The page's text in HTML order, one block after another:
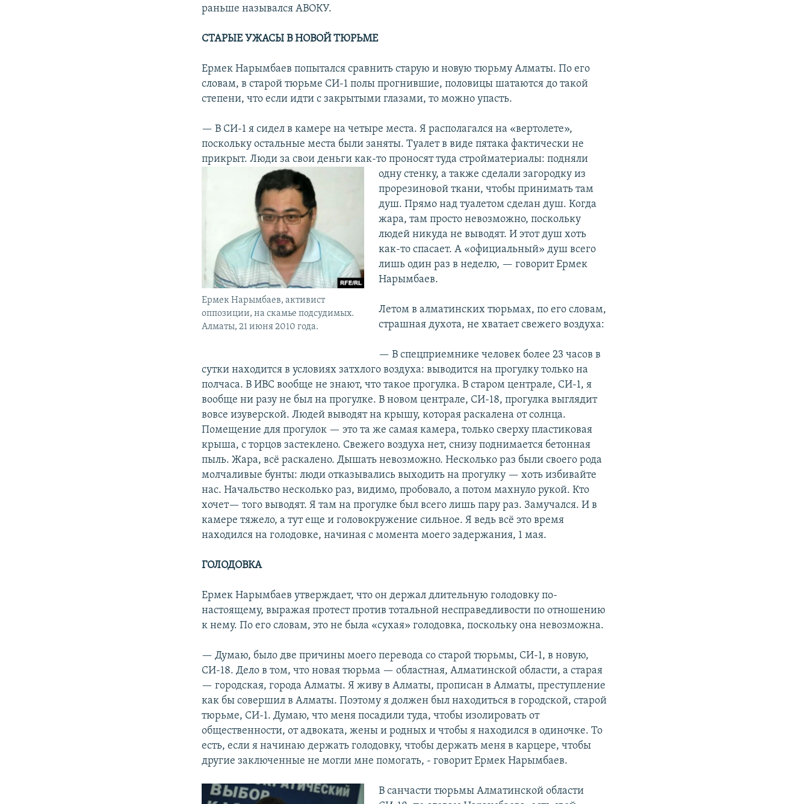
раньше назывался АВОКУ.
СТАРЫЕ УЖАСЫ В НОВОЙ ТЮРЬМЕ
Ермек Нарымбаев попытался сравнить старую и новую тюрьму Алматы. По его
словам, в старой тюрьме СИ-1 полы прогнившие, половицы шатаются до такой
степени, что если идти с закрытыми глазами, то можно упасть.
— В СИ-1 я сидел в камере на четыре места. Я располагался на «вертолете»,
поскольку остальные места были заняты. Туалет в виде пятака фактически не
прикрыт. Люди за свои деньги как-то проносят туда стройматериалы: подняли
одну
Ермек Нарымбаев, активист
оппозиции, на скамье подсудимых.
Алматы, 21 июня 2010 года.
стенку, а также сделали загородку из
прорезиновой ткани, чтобы принимать там
душ. Прямо над туалетом сделан душ. Когда
жара, там просто невозможно, поскольку
людей никуда не выводят. И этот душ хоть
как-то спасает. А «официальный» душ всего
лишь один раз в неделю, — говорит Ермек
Нарымбаев.
Летом в алматинских тюрьмах, по его словам,
страшная духота, не хватает свежего воздуха:
— В спецприемнике человек более 23 часов в
сутки находится в условиях затхлого воздуха: выводится на прогулку только на
полчаса. В ИВС вообще не знают, что такое прогулка. В старом централе, СИ-1, я
вообще ни разу не был на прогулке. В новом централе, СИ-18, прогулка выглядит
вовсе изуверской. Людей выводят на крышу, которая раскалена от солнца.
Помещение для прогулок — это та же самая камера, только сверху пластиковая
крыша, с торцов застеклено. Свежего воздуха нет, снизу поднимается бетонная
пыль. Жара, всё раскалено. Дышать невозможно. Несколько раз были своего рода
молчаливые бунты: люди отказывались выходить на прогулку — хоть избивайте
нас. Начальство несколько раз, видимо, пробовало, а потом махнуло рукой. Кто
хочет— того выводят. Я там на прогулке был всего лишь пару раз. Замучался. И в
камере тяжело, а тут еще и головокружение сильное. Я ведь всё это время
находился на голодовке, начиная с момента моего задержания, 1 мая.
ГОЛОДОВКА
Ермек Нарымбаев утверждает, что он держал длительную голодовку по-
настоящему, выражая протест против тотальной несправедливости по отношению
к нему. По его словам, это не была «сухая» голодовка, поскольку она невозможна.
— Думаю, было две причины моего перевода со старой тюрьмы, СИ-1, в новую,
СИ-18. Дело в том, что новая тюрьма — областная, Алматинской области, а старая
— городская, города Алматы. Я живу в Алматы, прописан в Алматы, преступление
как бы совершил в Алматы. Поэтому я должен был находиться в городской, старой
тюрьме, СИ-1. Думаю, что меня посадили туда, чтобы изолировать от
общественности, от адвоката, жены и родных и чтобы я находился в одиночке. То
есть, если я начинаю держать голодовку, чтобы держать меня в карцере, чтобы
другие заключенные не могли мне помогать, - говорит Ермек Нарымбаев.
В санчасти тюрьмы Алматинской области